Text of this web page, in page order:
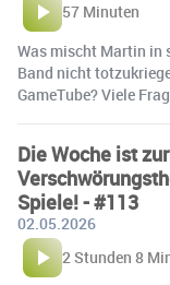
57 Minuten
Was mischt Martin in
Band nicht
GameTube? Viele
Die Woche ist
Spiele! - #113
02.05.2026
2 Stunden 8